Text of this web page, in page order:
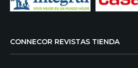
CONNECOR REVISTAS TIENDA